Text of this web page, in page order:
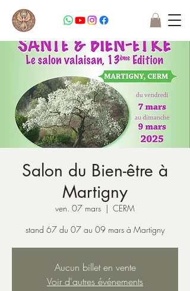
Salon du Bien-être à
Martigny
ven. 07 mars
  |
CERM
stand 67 du 07 au 09 mars à Martigny
Aucun billet en vente
Voir d'autres événements